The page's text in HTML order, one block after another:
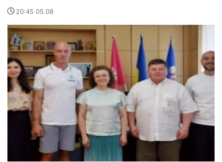
20:45 05.08